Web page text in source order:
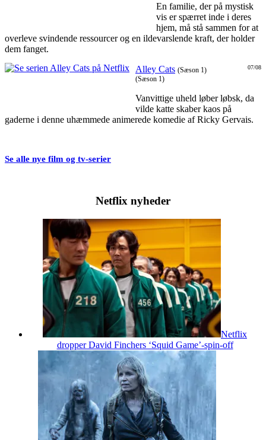
En familie, der på mystisk
vis er spærret inde i deres
hjem, må stå sammen for at
overleve svindende ressourcer og en ildevarslende kraft, der holder
dem fanget.
07/08
Alley Cats (Sæson 1)
(Sæson 1)
Vanvittige uheld løber løbsk, da
vilde katte skaber kaos på
gaderne i denne uhæmmede animerede komedie af Ricky Gervais.
Se alle nye film og tv-serier
Netflix nyheder
Netflix
dropper David Finchers ‘Squid Game’-spin-off